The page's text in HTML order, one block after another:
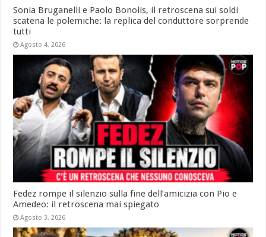
Sonia Bruganelli e Paolo Bonolis, il retroscena sui soldi
scatena le polemiche: la replica del conduttore sorprende
tutti
Agosto 4, 2026
Fedez rompe il silenzio sulla fine dell’amicizia con Pio e
Amedeo: il retroscena mai spiegato
Agosto 3, 2026